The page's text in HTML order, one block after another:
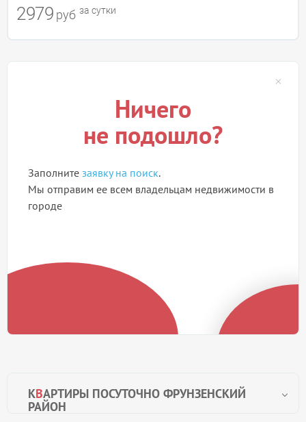
КВАРТИРЫ ПОСУТОЧНО ФРУНЗЕНСКИЙ
РАЙОН
2979 руб за сутки
Ничего
не подошло?
Заполните заявку на поиск.
Мы отправим ее всем владельцам недвижимости в
городе